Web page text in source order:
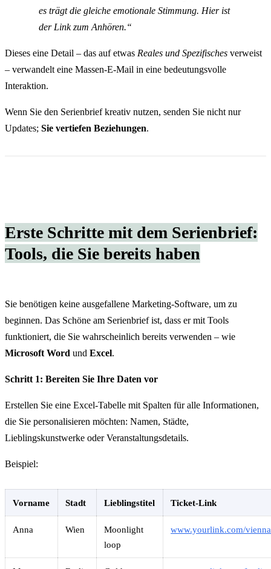
es trägt die gleiche emotionale Stimmung. Hier ist
der Link zum Anhören.“
Dieses eine Detail – das auf etwas Reales und Spezifisches verweist
– verwandelt eine Massen-E-Mail in eine bedeutungsvolle
Interaktion.
Wenn Sie den Serienbrief kreativ nutzen, senden Sie nicht nur
Updates; Sie vertiefen Beziehungen.
Erste Schritte mit dem Serienbrief:
Tools, die Sie bereits haben
Sie benötigen keine ausgefallene Marketing-Software, um zu
beginnen. Das Schöne am Serienbrief ist, dass er mit Tools
funktioniert, die Sie wahrscheinlich bereits verwenden – wie
Microsoft Word und Excel.
Schritt 1: Bereiten Sie Ihre Daten vor
Erstellen Sie eine Excel-Tabelle mit Spalten für alle Informationen,
die Sie personalisieren möchten: Namen, Städte,
Lieblingskunstwerke oder Veranstaltungsdetails.
Beispiel:
Vorname Stadt Lieblingstitel Ticket-Link
Anna Wien
Moonlight
loop
www.yourlink.com/vienna